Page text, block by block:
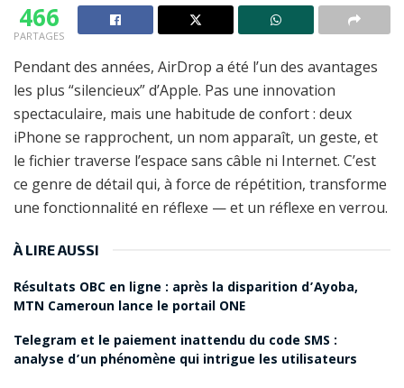
466
PARTAGES
Pendant des années, AirDrop a été l’un des avantages
les plus “silencieux” d’Apple. Pas une innovation
spectaculaire, mais une habitude de confort : deux
iPhone se rapprochent, un nom apparaît, un geste, et
le fichier traverse l’espace sans câble ni Internet. C’est
ce genre de détail qui, à force de répétition, transforme
une fonctionnalité en réflexe — et un réflexe en verrou.
À LIRE AUSSI
Résultats OBC en ligne : après la disparition d’Ayoba,
MTN Cameroun lance le portail ONE
Telegram et le paiement inattendu du code SMS :
analyse d’un phénomène qui intrigue les utilisateurs